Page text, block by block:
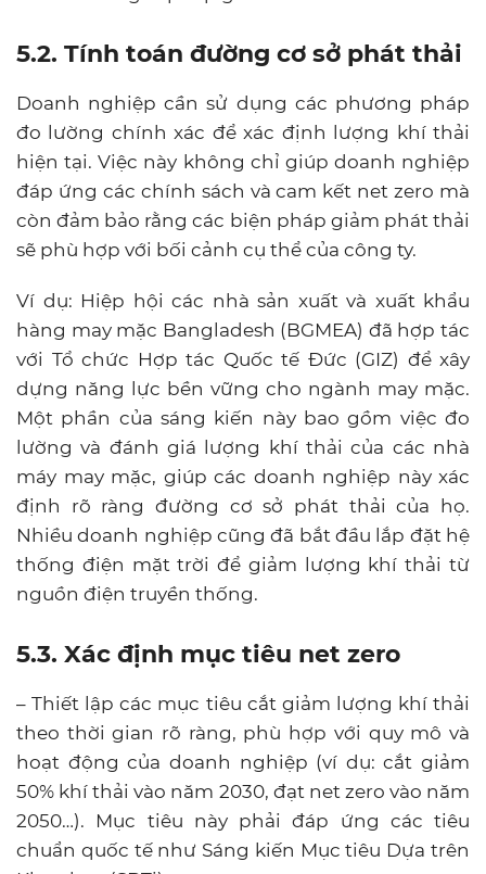
5.2. Tính toán đường cơ sở phát thải
Doanh nghiệp cần sử dụng các phương pháp
đo lường chính xác để xác định lượng khí thải
hiện tại. Việc này không chỉ giúp doanh nghiệp
đáp ứng các chính sách và cam kết net zero mà
còn đảm bảo rằng các biện pháp giảm phát thải
sẽ phù hợp với bối cảnh cụ thể của công ty.
Ví dụ: Hiệp hội các nhà sản xuất và xuất khẩu
hàng may mặc Bangladesh (BGMEA) đã hợp tác
với Tổ chức Hợp tác Quốc tế Đức (GIZ) để xây
dựng năng lực bền vững cho ngành may mặc.
Một phần của sáng kiến này bao gồm việc đo
lường và đánh giá lượng khí thải của các nhà
máy may mặc, giúp các doanh nghiệp này xác
định rõ ràng đường cơ sở phát thải của họ.
Nhiều doanh nghiệp cũng đã bắt đầu lắp đặt hệ
thống điện mặt trời để giảm lượng khí thải từ
nguồn điện truyền thống.
5.3. Xác định mục tiêu net zero
– Thiết lập các mục tiêu cắt giảm lượng khí thải
theo thời gian rõ ràng, phù hợp với quy mô và
hoạt động của doanh nghiệp (ví dụ: cắt giảm
50% khí thải vào năm 2030, đạt net zero vào năm
2050…). Mục tiêu này phải đáp ứng các tiêu
chuẩn quốc tế như Sáng kiến Mục tiêu Dựa trên